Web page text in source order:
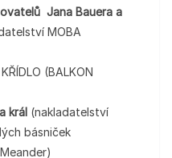
Jana Bauera a
MOBA
(BALKON
král (nakladatelství
básniček